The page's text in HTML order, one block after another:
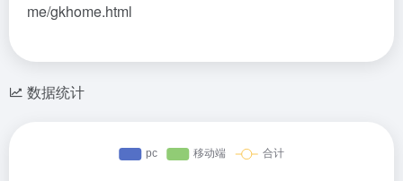
me/gkhome.html
数据统计